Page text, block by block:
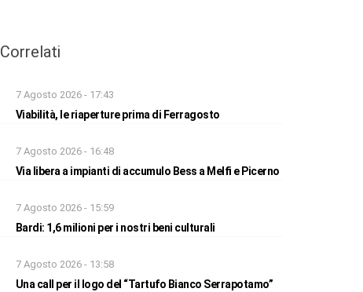
Correlati
7 Agosto 2026 - 17:43
Viabilità, le riaperture prima di Ferragosto
7 Agosto 2026 - 16:48
Via libera a impianti di accumulo Bess a Melfi e Picerno
7 Agosto 2026 - 15:59
Bardi: 1,6 milioni per i nostri beni culturali
7 Agosto 2026 - 13:58
Una call per il logo del “Tartufo Bianco Serrapotamo”